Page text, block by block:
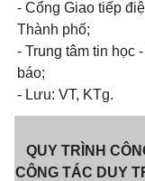
- Cổng Giao tiếp
Thành phố;
- Trung tâm tin học
báo;
- Lưu: VT, KTg.
QUY TRÌNH
CÔNG TÁC DUY